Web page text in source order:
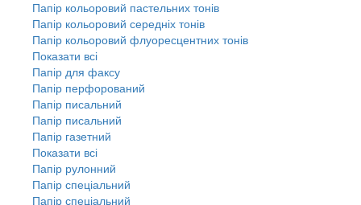
Папір кольоровий пастельних тонів
Папір кольоровий середніх тонів
Папір кольоровий флуоресцентних тонів
Показати всі
Папір для факсу
Папір перфорований
Папір писальний
Папір писальний
Папір газетний
Показати всі
Папір рулонний
Папір спеціальний
Папір спеціальний